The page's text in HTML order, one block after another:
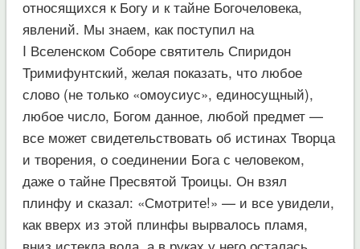
относящихся к Богу и к тайне Богочеловека,
явлений. Мы знаем, как поступил на
I Вселенском Соборе святитель Спиридон
Тримифунтский, желая показать, что любое
слово (не только «омоусиус», единосущный),
любое число, Богом данное, любой предмет —
все может свидетельствовать об истинах Творца
и творения, о соединении Бога с человеком,
даже о тайне Пресвятой Троицы. Он взял
плинфу и сказал: «Смотрите!» — и все увидели,
как вверх из этой плинфы вырвалось пламя,